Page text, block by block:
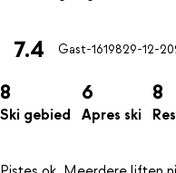
7.4 Gast-1619829-12-
8
Ski gebied
6
Apres ski
8